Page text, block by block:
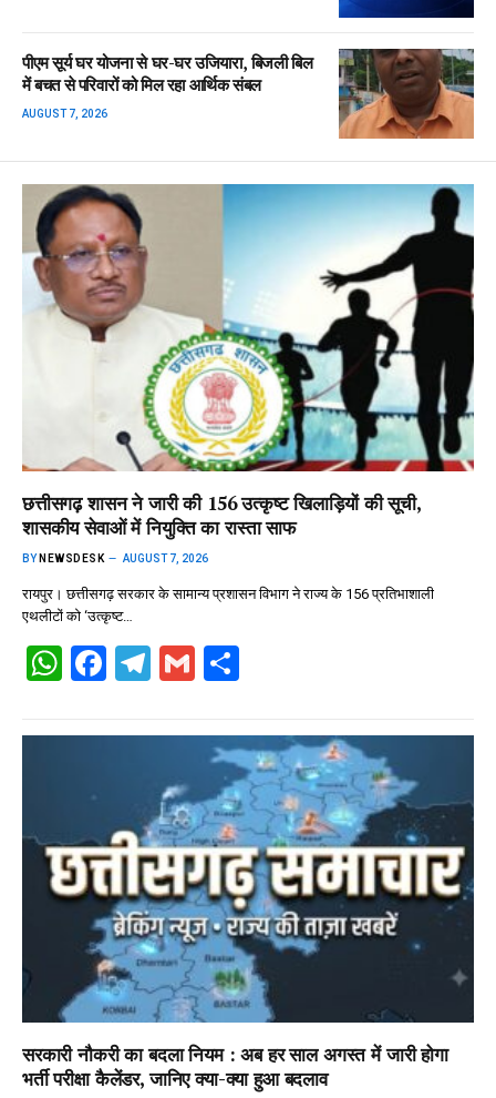
पीएम सूर्य घर योजना से घर-घर उजियारा, बिजली बिल
में बचत से परिवारों को मिल रहा आर्थिक संबल
AUGUST 7, 2026
छत्तीसगढ़ शासन ने जारी की 156 उत्कृष्ट खिलाड़ियों की सूची,
शासकीय सेवाओं में नियुक्ति का रास्ता साफ
BY NEWSDESK AUGUST 7, 2026
रायपुर। छत्तीसगढ़ सरकार के सामान्य प्रशासन विभाग ने राज्य के 156 प्रतिभाशाली
एथलीटों को ‘उत्कृष्ट…
W
at
p
p
F
ce
o
k
T
e
a
m
G
ail ar
e
सरकारी नौकरी का बदला नियम : अब हर साल अगस्त में जारी होगा
भर्ती परीक्षा कैलेंडर, जानिए क्या-क्या हुआ बदलाव